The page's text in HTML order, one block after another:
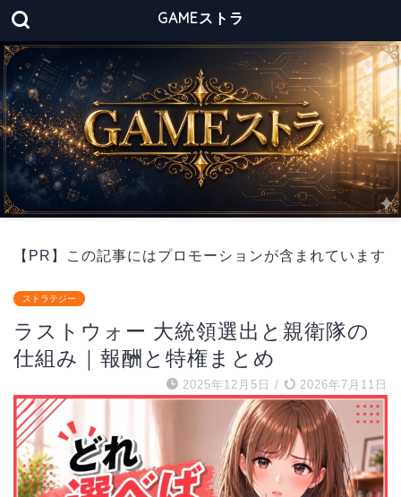
GAMEストラ
【PR】この記事にはプロモーションが含まれています
ストラテジー
ラストウォー 大統領選出と親衛隊の
仕組み｜報酬と特権まとめ
2025年12月5日 / 2026年7月11日